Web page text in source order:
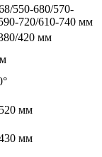
550-680/570-
720/610-740 мм
420 мм
мм
мм